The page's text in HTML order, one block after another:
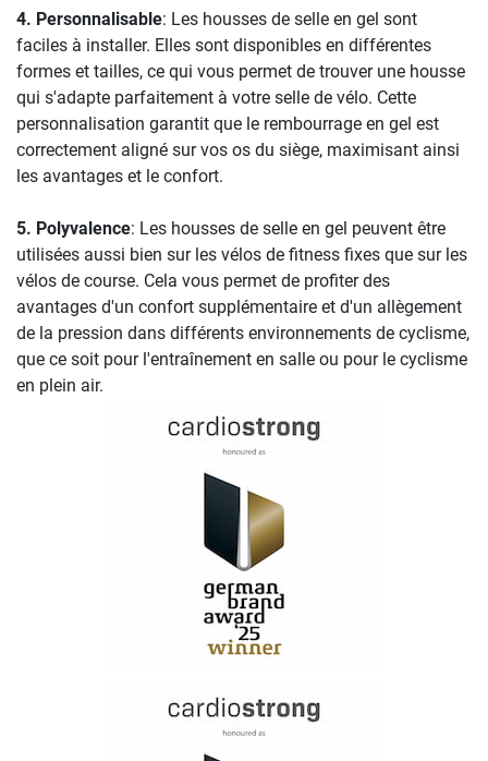
4. Personnalisable: Les housses de selle en gel sont
faciles à installer. Elles sont disponibles en différentes
formes et tailles, ce qui vous permet de trouver une housse
qui s'adapte parfaitement à votre selle de vélo. Cette
personnalisation garantit que le rembourrage en gel est
correctement aligné sur vos os du siège, maximisant ainsi
les avantages et le confort.
5. Polyvalence: Les housses de selle en gel peuvent être
utilisées aussi bien sur les vélos de fitness fixes que sur les
vélos de course. Cela vous permet de profiter des
avantages d'un confort supplémentaire et d'un allègement
de la pression dans différents environnements de cyclisme,
que ce soit pour l'entraînement en salle ou pour le cyclisme
en plein air.